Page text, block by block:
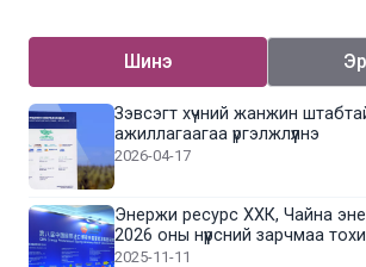
Шинэ
Зэвсэгт хүчний жанжин
ажиллагаагаа үргэлжлүүлнэ
2026-04-17
Энержи ресурс ХХК, Чайна
2026 оны нүүрсний зарчмаа
2025-11-11